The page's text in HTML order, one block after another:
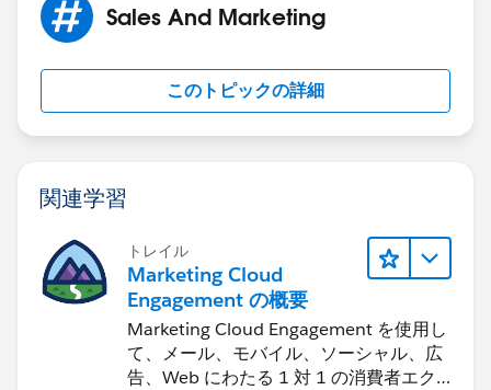
Sales And Marketing
このトピックの詳細
関連学習
トレイル
Marketing Cloud
Engagement の概要
Marketing Cloud Engagement を使用し
て、メール、モバイル、ソーシャル、広
告、Web にわたる 1 対 1 の消費者エク